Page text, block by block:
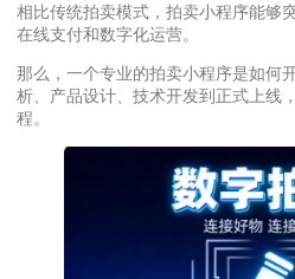
相比传统拍卖模式，拍卖小程序能够
在线支付和数字化运营。
那么，一个专业的拍卖小程序是如何
析、产品设计、技术开发到正式上线
程。